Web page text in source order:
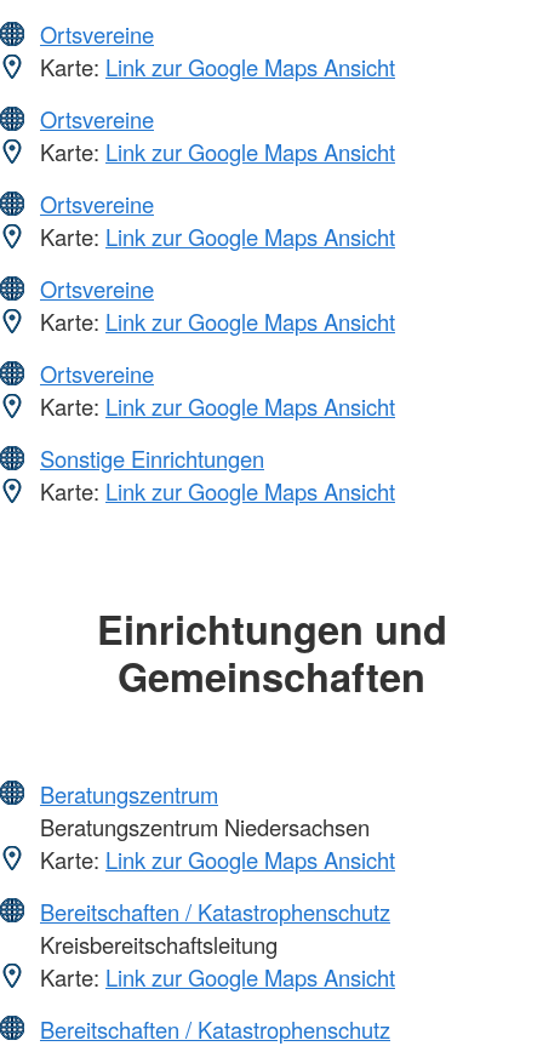
Ortsvereine
Karte: Link zur Google Maps Ansicht
Ortsvereine
Karte: Link zur Google Maps Ansicht
Ortsvereine
Karte: Link zur Google Maps Ansicht
Ortsvereine
Karte: Link zur Google Maps Ansicht
Ortsvereine
Karte: Link zur Google Maps Ansicht
Sonstige Einrichtungen
Karte: Link zur Google Maps Ansicht
Einrichtungen und
Gemeinschaften
Beratungszentrum
Beratungszentrum Niedersachsen
Karte: Link zur Google Maps Ansicht
Bereitschaften / Katastrophenschutz
Kreisbereitschaftsleitung
Karte: Link zur Google Maps Ansicht
Bereitschaften / Katastrophenschutz